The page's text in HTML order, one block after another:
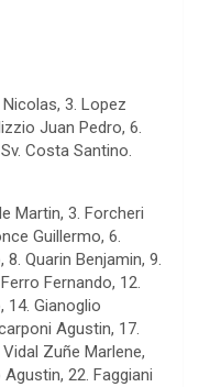
3. Lopez
Juan Pedro, 6.
Costa Santino.
Martin, 3. Forcheri
Guillermo, 6.
Quarin Benjamin, 9.
Fernando, 12.
14. Gianoglio
Agustin, 17.
Zuñe Marlene,
22. Faggiani